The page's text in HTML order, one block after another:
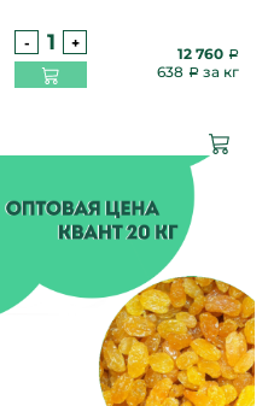
- +
12 760
638
за кг